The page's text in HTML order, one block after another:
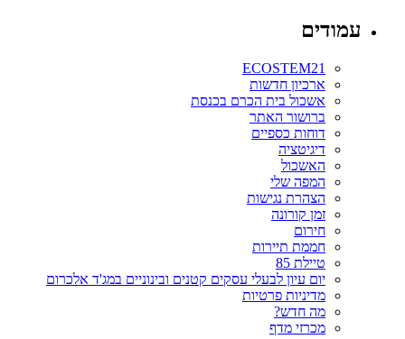
עמודים
ECOSTEM21
ארכיון חדשות
אשכול בית הכרם בכנסת
ברושור האתר
דוחות כספיים
דיגיטציה
האשכול
המפה שלי
הצהרת נגישות
זמן קורונה
חירום
חממת תיירות
טיילת 85
יום עיון לבעלי עסקים קטנים ובינוניים במג'ד אלכרום
מדיניות פרטיות
מה חדש?
מכרזי מדף